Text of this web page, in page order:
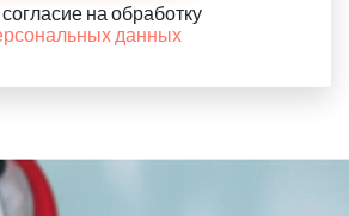
на обработку
данных